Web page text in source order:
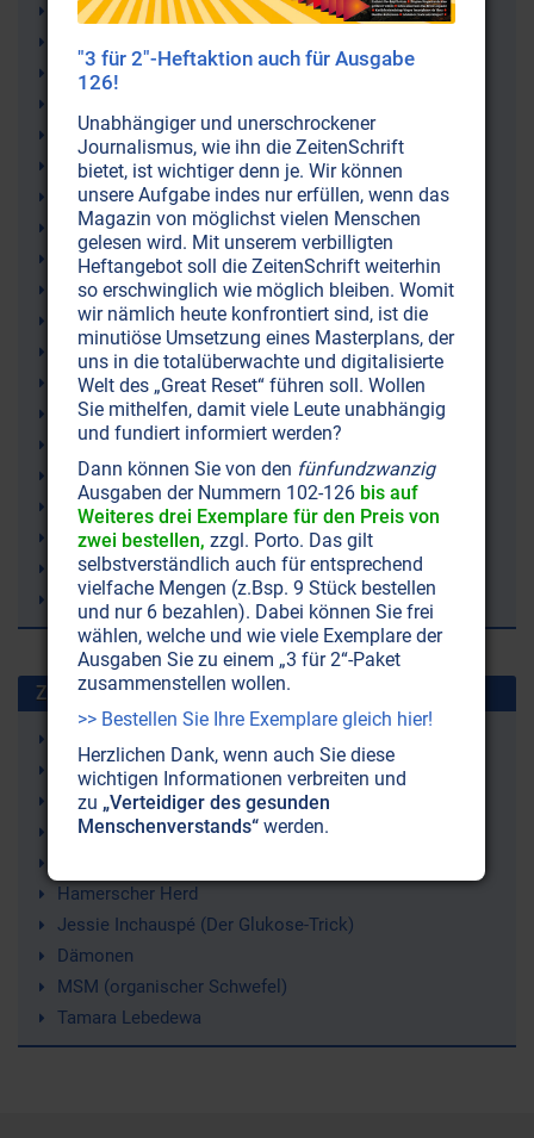
Roswell-Zwischenfall
Psychopolitik
NSA
Neue Weltordnung (New World Order NWO)
National Security Agency (NSA)
Mind Control
68er Bewegung
Kulturmarxismus
Illuminati
Globalisten
Globalismus
Globalisierung
Gesellschaft
Geheimgesellschaften
Federal Reserve
Council on Foreign Relations
CFR
Big Brother
Zuletzt gesuchte Stichworte
Lunge
Zehn Gebote
Freimaurerei
Hamerscher Herd
Jessie Inchauspé (Der Glukose-Trick)
Dämonen
MSM (organischer Schwefel)
Tamara Lebedewa
"3 für 2"-Heftaktion auch für Ausgabe
126!
Unabhängiger und unerschrockener
Journalismus, wie ihn die ZeitenSchrift
bietet, ist wichtiger denn je. Wir können
unsere Aufgabe indes nur erfüllen, wenn das
Magazin von möglichst vielen Menschen
gelesen wird. Mit unserem verbilligten
Heftangebot soll die ZeitenSchrift weiterhin
so erschwinglich wie möglich bleiben. Womit
wir nämlich heute konfrontiert sind, ist die
minutiöse Umsetzung eines Masterplans, der
uns in die totalüberwachte und digitalisierte
Welt des „Great Reset“ führen soll. Wollen
Sie mithelfen, damit viele Leute unabhängig
und fundiert informiert werden?
Dann können Sie von den fünfundzwanzig
Ausgaben der Nummern 102-126 bis auf
Weiteres drei Exemplare für den Preis von
zwei bestellen, zzgl. Porto. Das gilt
selbstverständlich auch für entsprechend
vielfache Mengen (z.Bsp. 9 Stück bestellen
und nur 6 bezahlen). Dabei können Sie frei
wählen, welche und wie viele Exemplare der
Ausgaben Sie zu einem „3 für 2“-Paket
zusammenstellen wollen.
>> Bestellen Sie Ihre Exemplare gleich hier!
Herzlichen Dank, wenn auch Sie diese
wichtigen Informationen verbreiten und
zu „Verteidiger des gesunden
Menschenverstands“ werden.